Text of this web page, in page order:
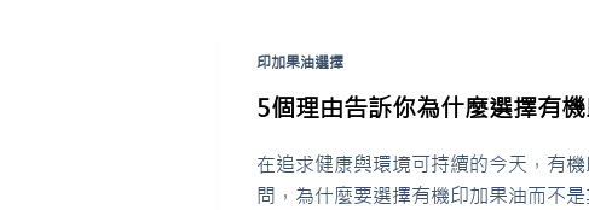
印加果油選擇
5個理由告訴你為什麼選擇有
在追求健康與環境可持續的今天，有
問，為什麼要選擇有機印加果油而不